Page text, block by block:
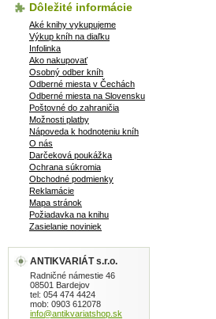
Dôležité informácie
Aké knihy vykupujeme
Výkup kníh na diaľku
Infolinka
Ako nakupovať
Osobný odber kníh
Odberné miesta v Čechách
Odberné miesta na Slovensku
Poštovné do zahraničia
Možnosti platby
Nápoveda k hodnoteniu kníh
O nás
Darčeková poukážka
Ochrana súkromia
Obchodné podmienky
Reklamácie
Mapa stránok
Požiadavka na knihu
Zasielanie noviniek
ANTIKVARIÁT s.r.o.
Radničné námestie 46
08501 Bardejov
tel: 054 474 4424
mob: 0903 612078
info@antikvariatshop.sk